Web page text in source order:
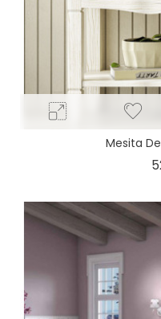
Mesita